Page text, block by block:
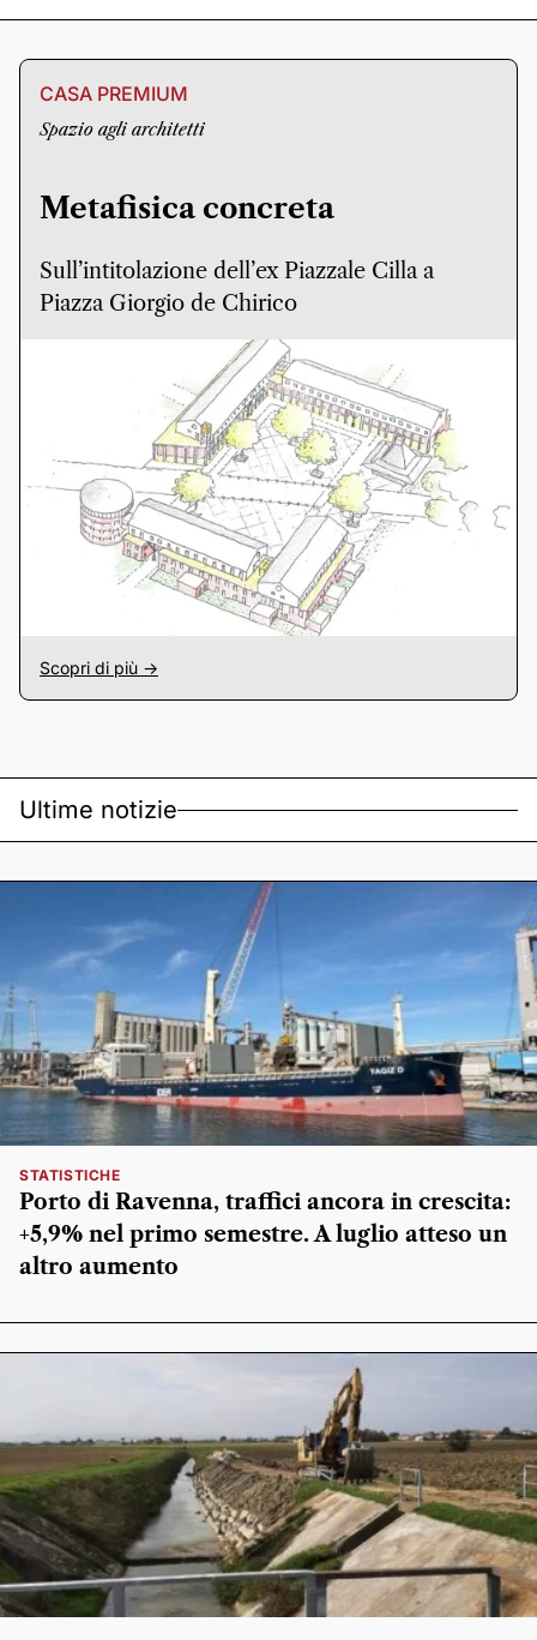
CASA PREMIUM
Spazio agli architetti
Metafisica concreta
Sull’intitolazione dell’ex Piazzale Cilla a
Piazza Giorgio de Chirico
Scopri di più ->
Ultime notizie
STATISTICHE
Porto di Ravenna, traffici ancora in crescita:
+5,9% nel primo semestre. A luglio atteso un
altro aumento